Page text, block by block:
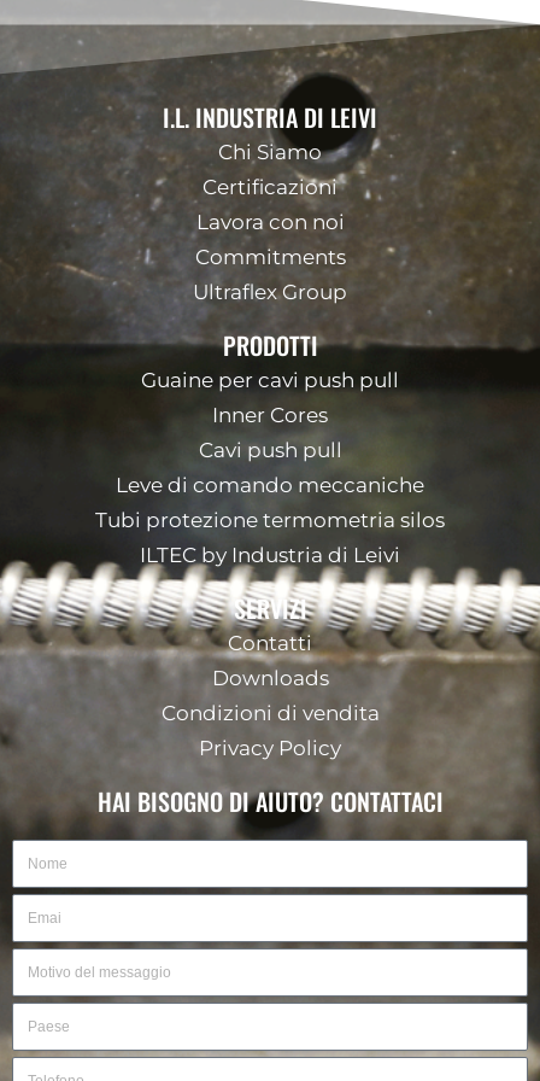
I.L. INDUSTRIA DI LEIVI
Chi Siamo
Certificazioni
Lavora con noi
Commitments
Ultraflex Group
PRODOTTI
Guaine per cavi push pull
Inner Cores
Cavi push pull
Leve di comando meccaniche
Tubi protezione termometria silos
ILTEC by Industria di Leivi
SERVIZI
Contatti
Downloads
Condizioni di vendita
Privacy Policy
HAI BISOGNO DI AIUTO? CONTATTACI
del
messaggio